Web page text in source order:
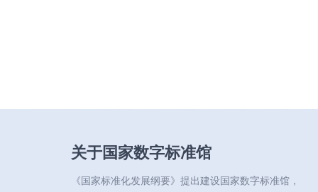
关于国家数字标准馆
《国家标准化发展纲要》提出建设国家数字标准馆，